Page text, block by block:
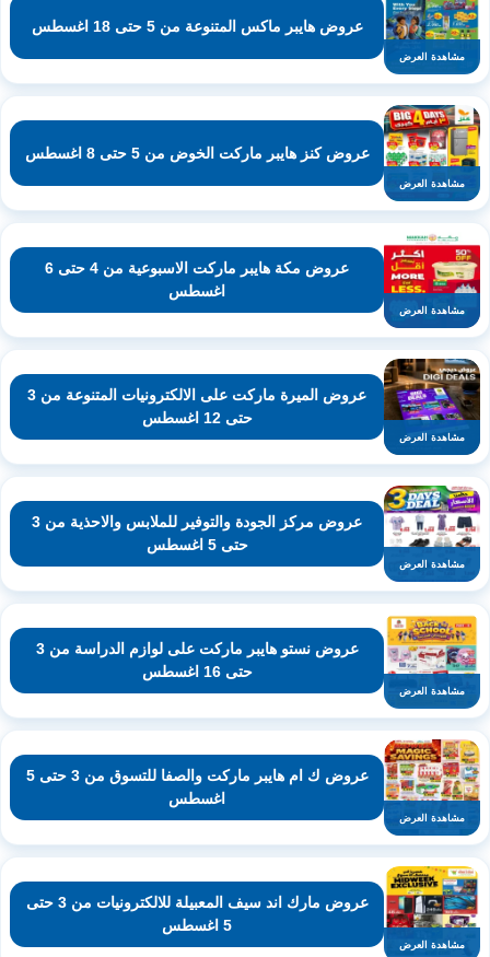
مشاهدة العرض
عروض هايبر ماكس المتنوعة من 5 حتى 18 اغسطس
مشاهدة العرض
عروض كنز هايبر ماركت الخوض من 5 حتى 8 اغسطس
مشاهدة العرض
عروض مكة هايبر ماركت الاسبوعية من 4 حتى 6
اغسطس
مشاهدة العرض
عروض الميرة ماركت على الالكترونيات المتنوعة من 3
حتى 12 اغسطس
مشاهدة العرض
عروض مركز الجودة والتوفير للملابس والاحذية من 3
حتى 5 اغسطس
مشاهدة العرض
عروض نستو هايبر ماركت على لوازم الدراسة من 3
حتى 16 اغسطس
مشاهدة العرض
عروض ك ام هايبر ماركت والصفا للتسوق من 3 حتى 5
اغسطس
مشاهدة العرض
عروض مارك اند سيف المعبيلة للالكترونيات من 3 حتى
5 اغسطس